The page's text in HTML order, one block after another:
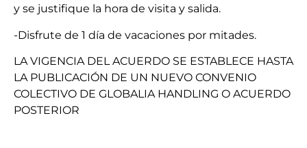
y se justifique la hora de visita y salida.
-Disfrute de 1 día de vacaciones por mitades.
LA VIGENCIA DEL ACUERDO SE ESTABLECE HASTA
LA PUBLICACIÓN DE UN NUEVO CONVENIO
COLECTIVO DE GLOBALIA HANDLING O ACUERDO
POSTERIOR